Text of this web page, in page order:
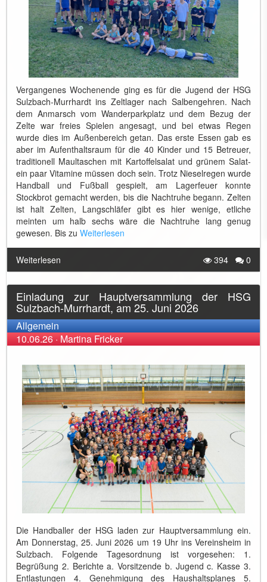
Vergangenes Wochenende ging es für die Jugend der HSG
Sulzbach-Murrhardt ins Zeltlager nach Salbengehren. Nach
dem Anmarsch vom Wanderparkplatz und dem Bezug der
Zelte war freies Spielen angesagt, und bei etwas Regen
wurde dies im Außenbereich getan. Das erste Essen gab es
aber im Aufenthaltsraum für die 40 Kinder und 15 Betreuer,
traditionell Maultaschen mit Kartoffelsalat und grünem Salat-
ein paar Vitamine müssen doch sein. Trotz Nieselregen wurde
Handball und Fußball gespielt, am Lagerfeuer konnte
Stockbrot gemacht werden, bis die Nachtruhe begann. Zelten
ist halt Zelten, Langschläfer gibt es hier wenige, etliche
meinten um halb sechs wäre die Nachtruhe lang genug
gewesen. Bis zu Weiterlesen
Weiterlesen 394 0
Einladung zur Hauptversammlung der HSG
Sulzbach-Murrhardt, am 25. Juni 2026
Allgemein
10.06.26·Martina Fricker
Die Handballer der HSG laden zur Hauptversammlung ein.
Am Donnerstag, 25. Juni 2026 um 19 Uhr ins Vereinsheim in
Sulzbach. Folgende Tagesordnung ist vorgesehen: 1.
Begrüßung 2. Berichte a. Vorsitzende b. Jugend c. Kasse 3.
Entlastungen 4. Genehmigung des Haushaltsplanes 5.